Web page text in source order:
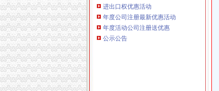
进出口权优惠活动
年度公司注册最新优惠活动
年度活动公司注册送优惠
公示公告
重庆鸽牌电线电缆有限公司 渝北10010万 (进
重庆卿倾商贸有限责任公司 渝江100万 （工